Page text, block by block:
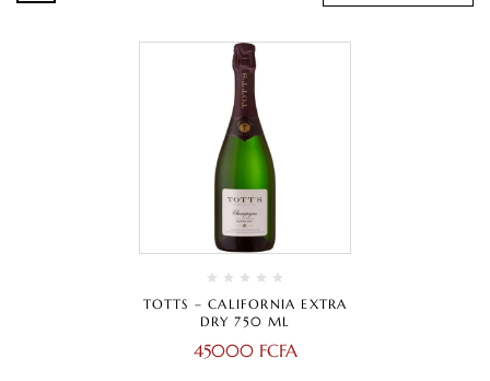
TOTTS – CALIFORNIA EXTRA
DRY 750 ML
45000 FCFA